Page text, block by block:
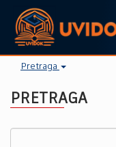
Pretraga
PRETRAGA